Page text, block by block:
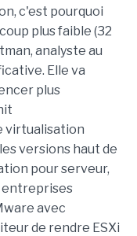
c'est pourquoi
plus faible (32
analyste au
Elle va
plus
virtualisation
versions haut de
pour serveur,
entreprises
avec
de rendre ESXi